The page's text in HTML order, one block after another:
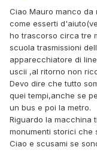
Ciao Mauro manco da
come esserti
ho trascorso circa tre
scuola trasmissioni
apparecchiatore di
uscii ,al ritorno non
Devo dire che tutto
quei tempi,anche se
un bus e poi la metro.
Riguardo la macchina
monumenti storici che
Ciao e scusami se